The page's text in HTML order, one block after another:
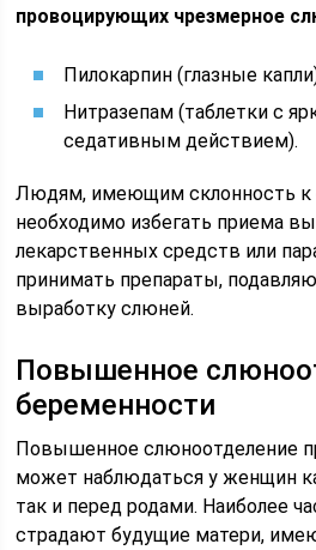
провоцирующих чрезмерное
Пилокарпин (глазные
Нитразепам (таблетки с
седативным действием).
Людям, имеющим склонность к
необходимо избегать приема
лекарственных средств или
принимать препараты,
выработку слюней.
Повышенное
беременности
Повышенное слюноотделение
может наблюдаться у женщин
так и перед родами. Наиболее
страдают будущие матери,